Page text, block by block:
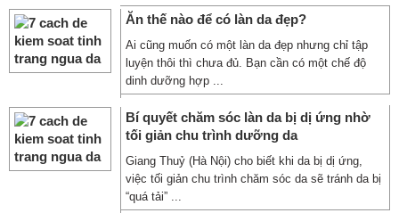
Ăn thế nào để có làn da đẹp?
Ai cũng muốn có một làn da đẹp nhưng chỉ tập
luyện thôi thì chưa đủ. Bạn cần có một chế độ
dinh dưỡng hợp ...
Bí quyết chăm sóc làn da bị dị ứng nhờ
tối giản chu trình dưỡng da
Giang Thuỷ (Hà Nội) cho biết khi da bị dị ứng,
việc tối giản chu trình chăm sóc da sẽ tránh da bị
“quá tải” ...